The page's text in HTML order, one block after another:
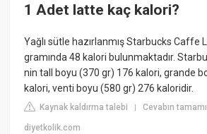
1 Adet latte kaç kalori?
Yağlı sütle hazırlanmış Starbucks Caffe
gramında 48 kalori bulunmaktadır.
nin tall boyu (370 gr) 176 kalori, grande
kalori, venti boyu (580 gr) 276 kaloridir.
Kaynak kaldırma talebi |Cevabın
diyetkolik.com